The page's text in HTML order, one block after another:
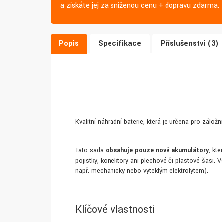
a získáte jej za sníženou cenu + dopravu zdarma.
Popis Specifikace Příslušenství (3)
Kvalitní náhradní baterie, která je určena pro
Tato sada obsahuje pouze nové akumulátory,
pojistky, konektory ani plechové či plastové šasi.
např. mechanicky nebo vyteklým elektrolytem).
Klíčové vlastnosti